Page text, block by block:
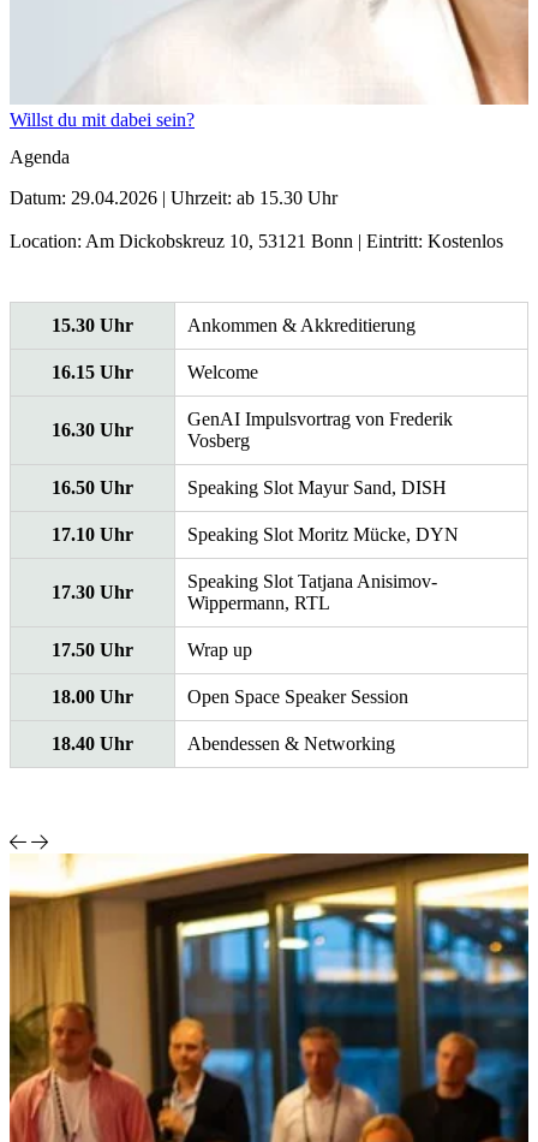
Willst du mit dabei sein?
Agenda
Datum: 29.04.2026 | Uhrzeit: ab 15.30 Uhr
Location: Am Dickobskreuz 10, 53121 Bonn | Eintritt: Kostenlos
15.30 Uhr Ankommen & Akkreditierung
16.15 Uhr Welcome
16.30 Uhr
GenAI Impulsvortrag von Frederik
Vosberg
16.50 Uhr Speaking Slot Mayur Sand, DISH
17.10 Uhr Speaking Slot Moritz Mücke, DYN
17.30 Uhr
Speaking Slot Tatjana Anisimov-
Wippermann, RTL
17.50 Uhr Wrap up
18.00 Uhr Open Space Speaker Session
18.40 Uhr Abendessen & Networking